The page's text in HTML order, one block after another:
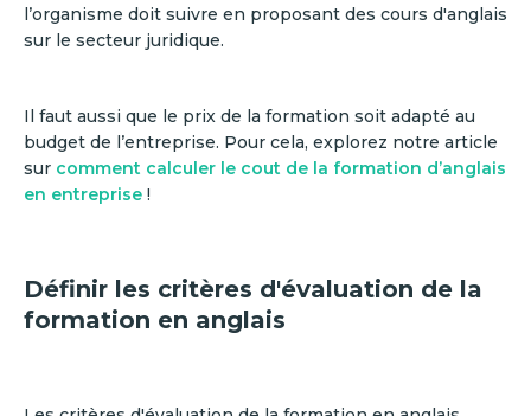
l’organisme doit suivre en proposant des cours d'anglais
sur le secteur juridique.
Il faut aussi que le prix de la formation soit adapté au
budget de l’entreprise. Pour cela, explorez notre article
sur comment calculer le cout de la formation d’anglais
en entreprise !
Définir les critères d'évaluation de la
formation en anglais